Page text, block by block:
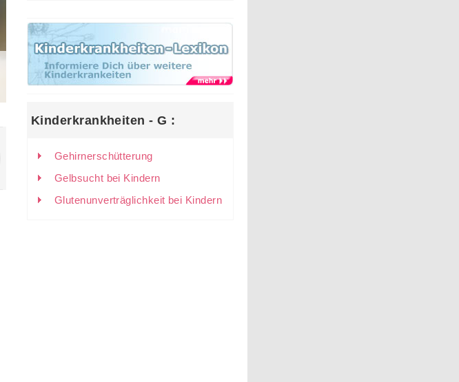
Kinderkrankheiten - G :
Gehirnerschütterung
Gelbsucht bei Kindern
Glutenunverträglichkeit bei Kindern